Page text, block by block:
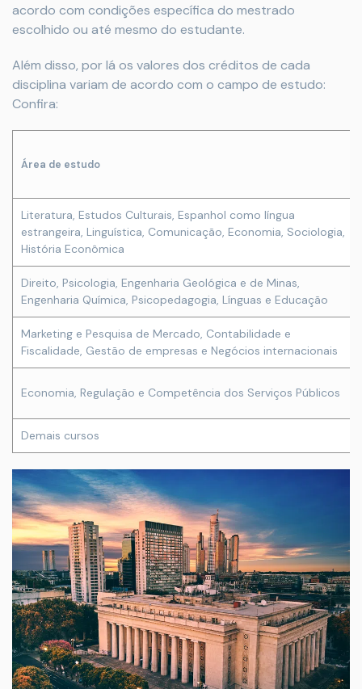
acordo com condições específica do mestrado
escolhido ou até mesmo do estudante.
Além disso, por lá os valores dos créditos de cada
disciplina variam de acordo com o campo de estudo:
Confira:
Área de estudo
Literatura, Estudos Culturais, Espanhol como língua
estrangeira, Linguística, Comunicação, Economia, Sociologia,
História Econômica
Direito, Psicologia, Engenharia Geológica e de Minas,
Engenharia Química, Psicopedagogia, Línguas e Educação
Marketing e Pesquisa de Mercado, Contabilidade e
Fiscalidade, Gestão de empresas e Negócios internacionais
Economia, Regulação e Competência dos Serviços Públicos
Demais cursos